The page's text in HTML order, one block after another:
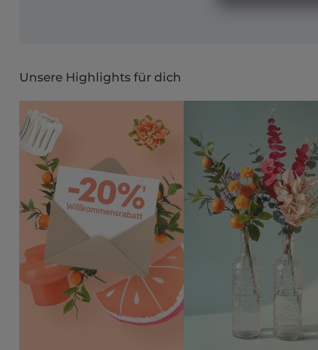
Unsere Highlights für dich